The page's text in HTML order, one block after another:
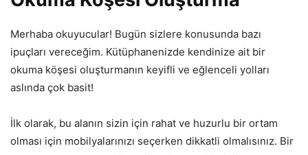
Merhaba okuyucular! Bugün sizlere konusunda bazı
ipuçları vereceğim. Kütüphanenizde kendinize ait bir
okuma köşesi oluşturmanın keyifli ve eğlenceli yolları
aslında çok basit!
İlk olarak, bu alanın sizin için rahat ve huzurlu bir ortam
olması için mobilyalarınızı seçerken dikkatli olmalısınız. Bir